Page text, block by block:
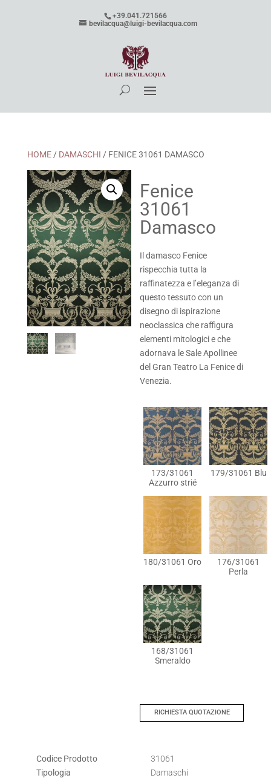
+39.041.721566
bevilacqua@luigi-bevilacqua.com
HOME/ DAMASCHI / FENICE 31061 DAMASCO
Fenice
31061
Damasco
Il damasco Fenice
rispecchia tutta la
raffinatezza e l’eleganza di
questo tessuto con un
disegno di ispirazione
neoclassica che raffigura
elementi mitologici e che
adornava le Sale Apollinee
del Gran Teatro La Fenice di
Venezia.
173/31061
Azzurro strié
179/31061 Blu
180/31061 Oro
176/31061
Perla
168/31061
Smeraldo
RICHIESTA QUOTAZIONE
Codice Prodotto
31061
Tipologia
Damaschi